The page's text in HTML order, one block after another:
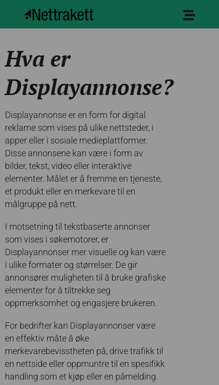
Hva er
Displayannonse?
Displayannonse er en form for digital
reklame som vises på ulike nettsteder, i
apper eller i sosiale medieplattformer.
Disse annonsene kan være i form av
bilder, tekst, video eller interaktive
elementer. Målet er å fremme en tjeneste,
et produkt eller en merkevare til en
målgruppe på nett.
I motsetning til tekstbaserte annonser
som vises i søkemotorer, er
Displayannonser mer visuelle og kan være
i ulike formater og størrelser. De gir
annonsører muligheten til å bruke grafiske
elementer for å tiltrekke seg
oppmerksomhet og engasjere brukeren.
For bedrifter kan Displayannonser være
en effektiv måte å øke
merkevarebevisstheten på, drive trafikk til
en nettside eller oppmuntre til en spesifikk
handling som et kjøp eller en påmelding.